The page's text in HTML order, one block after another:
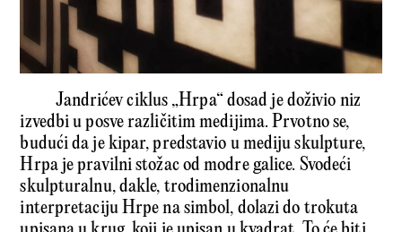
Jandrićev ciklus „Hrpa“ dosad je doživio niz
izvedbi u posve različitim medijima. Prvotno se,
budući da je kipar, predstavio u mediju skulpture,
Hrpa je pravilni stožac od modre galice. Svodeći
skulpturalnu, dakle, trodimenzionalnu
interpretaciju Hrpe na simbol, dolazi do trokuta